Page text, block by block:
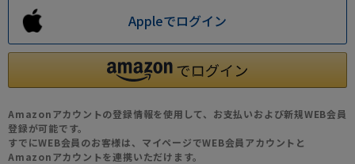
Appleでログイン
Amazonアカウントの登録情報を使用して、お支払いおよび新規WEB会員
登録が可能です。
すでにWEB会員のお客様は、マイページでWEB会員アカウントと
Amazonアカウントを連携いただけます。